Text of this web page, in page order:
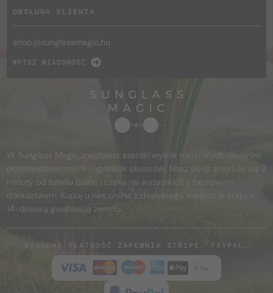
OBSŁUGA KLIENTA
shop@sunglassmagic.hu
WPISZ WIADOMOŚĆ
W Sunglass Magic znajdziesz szeroki wybór markowych okularów
przeciwsłonecznych i oprawek okularów. Nasz sklep znajduje się 2
minuty od tunelu Budai i czeka na wszystkich z fachowym
doradztwem. Kupuj u nas online z dowolnego miejsca w kraju, z
14-dniową gwarancją zwrotu.
WYGODNĄ PŁATNOŚĆ ZAPEWNIA STRIPE, PAYPAL.